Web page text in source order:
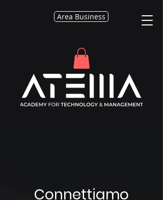
Area Business
Connettiamo